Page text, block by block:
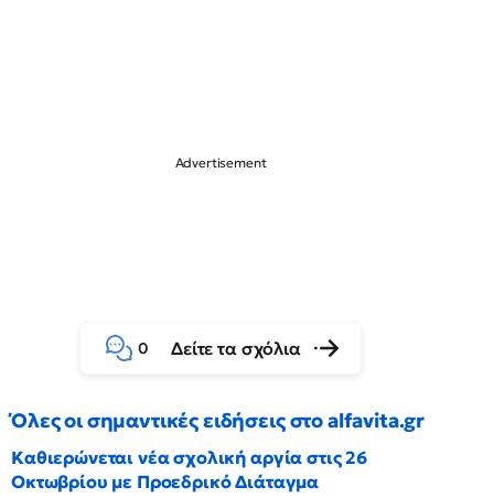
0 Δείτε τα σχόλια
Όλες οι σημαντικές ειδήσεις στο alfavita.gr
Καθιερώνεται νέα σχολική αργία στις 26
Οκτωβρίου με Προεδρικό Διάταγμα